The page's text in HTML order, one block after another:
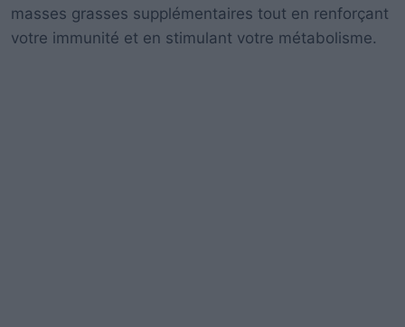
masses grasses supplémentaires tout en renforçant
votre immunité et en stimulant votre métabolisme.